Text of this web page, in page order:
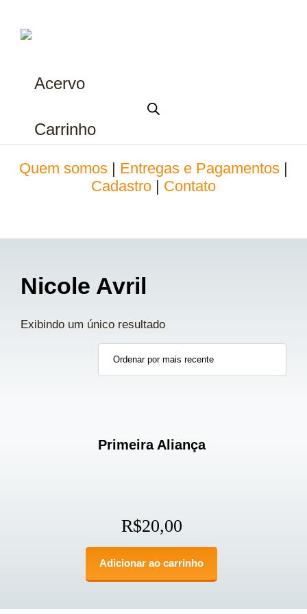
Acervo
Carrinho
Quem somos Entregas e Pagamentos
Cadastro
Contato
Nicole Avril
Exibindo um único resultado
Primeira Aliança
R$20,00
Adicionar ao carrinho